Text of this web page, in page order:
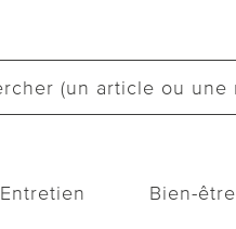
Entretien Bien-être